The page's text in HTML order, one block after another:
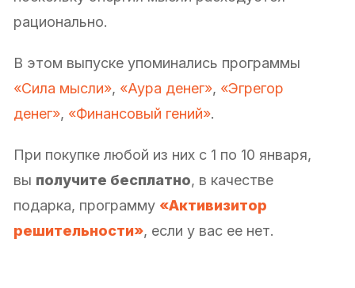
рационально.
В этом выпуске упоминались программы
«Сила мысли», «Аура денег», «Эгрегор
денег», «Финансовый гений».
При покупке любой из них с 1 по 10 января,
вы получите бесплатно, в качестве
подарка, программу «Активизитор
решительности», если у вас ее нет.